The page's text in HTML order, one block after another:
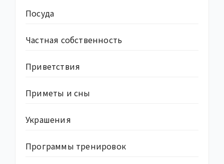
Посуда
Частная собственность
Приветствия
Приметы и сны
Украшения
Программы тренировок